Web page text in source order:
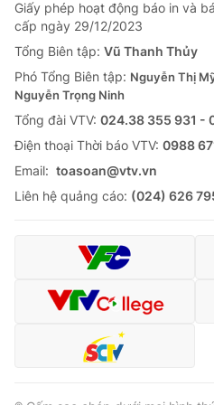
Sản phẩm
Thị trường
Tư vấn
Lịch phát sóng
Chuyên mục khác
Emagazine
Photo
VTV Money
VTV Sức khoẻ
Giấy phép hoạt động báo in và
cấp ngày 29/12/2023
Tổng Biên tập: Vũ Thanh Thủy
Phó Tổng Biên tập: Nguyễn Thị
Nguyễn Trọng Ninh
Tổng đài VTV: 024.38 355 931 -
Ðiện thoại Thời báo VTV: 0988
Email: toasoan@vtv.vn
Liên hệ quảng cáo: (024) 626